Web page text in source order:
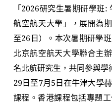
「2026研究生暑期研學班
航空航天大學」，展開為
至26日）。本次暑期研學
北京航空航天大學聯合主
名北航研究生，共同參與
29日至7月5日在牛津大學
課程。香港課程包括專題